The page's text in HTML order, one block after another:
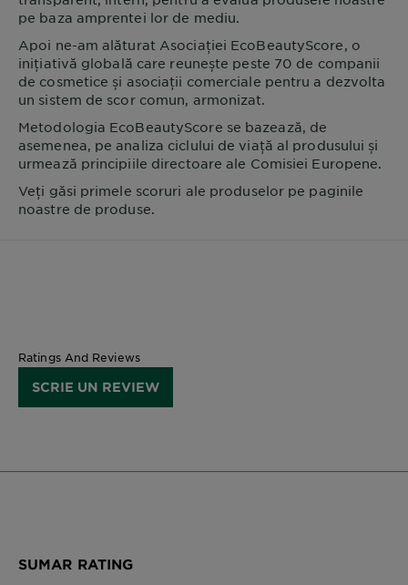
pe baza amprentei lor de mediu.
Apoi ne-am alăturat Asociației EcoBeautyScore, o
inițiativă globală care reunește peste 70 de companii
de cosmetice și asociații comerciale pentru a dezvolta
un sistem de scor comun, armonizat.
Metodologia EcoBeautyScore se bazează, de
asemenea, pe analiza ciclului de viață al produsului și
urmează principiile directoare ale Comisiei Europene.
Veți găsi primele scoruri ale produselor pe paginile
noastre de produse.
Ratings And Reviews
SCRIE UN REVIEW
SUMAR RATING